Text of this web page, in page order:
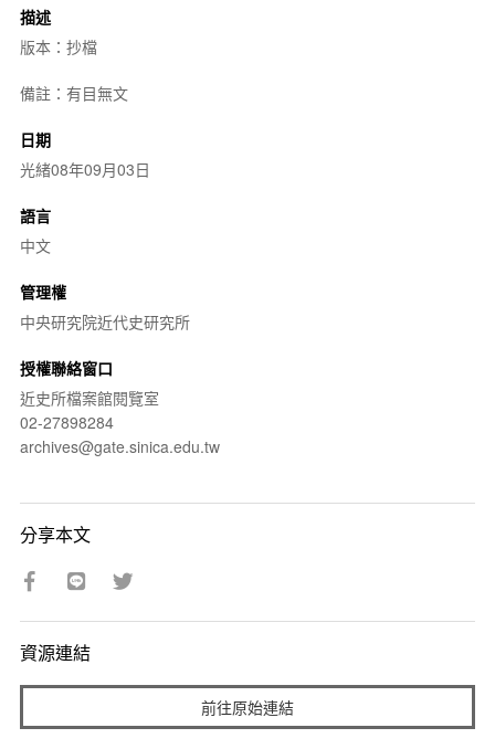
描述
版本：抄檔
備註：有目無文
日期
光緒08年09月03日
語言
中文
管理權
中央研究院近代史研究所
授權聯絡窗口
近史所檔案館閱覽室
02-27898284
archives@gate.sinica.edu.tw
分享本文
資源連結
前往原始連結